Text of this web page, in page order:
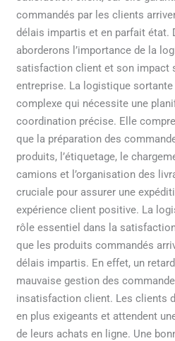
commandés par les clients
délais impartis et en parfait état.
aborderons l’importance de la
satisfaction client et son impact
entreprise. La logistique
complexe qui nécessite une
coordination précise. Elle
que la préparation des
produits, l’étiquetage, le
camions et l’organisation des
cruciale pour assurer une
expérience client positive. La
rôle essentiel dans la
que les produits commandés
délais impartis. En effet, un
mauvaise gestion des
insatisfaction client. Les clients
en plus exigeants et attendent
de leurs achats en ligne. Une